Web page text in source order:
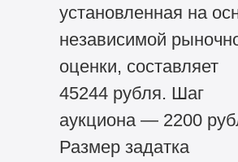
установленная на
независимой
оценки, составляет
45244 рубля. Шаг
аукциона — 2200
Размер задатка